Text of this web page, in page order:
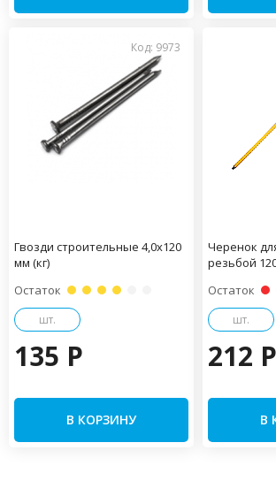
Код: 9973
Гвозди строительные 4,0х120
мм (кг)
Остаток
шт.
135 P
В КОРЗИНУ
Черенок
резьбой
Остаток
шт.
212 P
В